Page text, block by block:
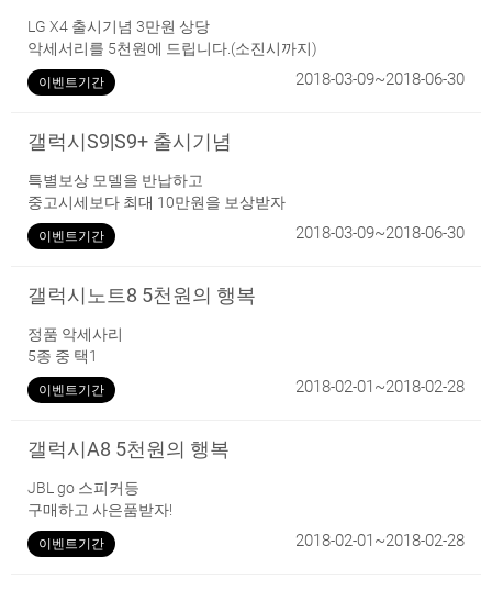
LG X4 출시기념 3만원 상당
악세서리를 5천원에 드립니다.(소진시까지)
이벤트기간 2018-03-09~2018-06-30
갤럭시S9|S9+ 출시기념
특별보상 모델을 반납하고
중고시세보다 최대 10만원을 보상받자
이벤트기간 2018-03-09~2018-06-30
갤럭시노트8 5천원의 행복
정품 악세사리
5종 중 택1
이벤트기간 2018-02-01~2018-02-28
갤럭시A8 5천원의 행복
JBL go 스피커등
구매하고 사은품받자!
이벤트기간 2018-02-01~2018-02-28